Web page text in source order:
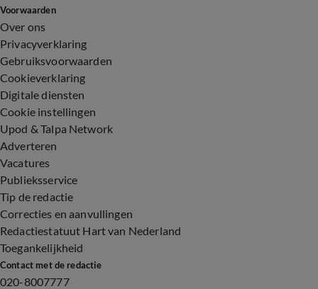
Voorwaarden
Over ons
Privacyverklaring
Gebruiksvoorwaarden
Cookieverklaring
Digitale diensten
Cookie instellingen
Upod & Talpa Network
Adverteren
Vacatures
Publieksservice
Tip de redactie
Correcties en aanvullingen
Redactiestatuut Hart van Nederland
Toegankelijkheid
Contact met de redactie
020-8007777